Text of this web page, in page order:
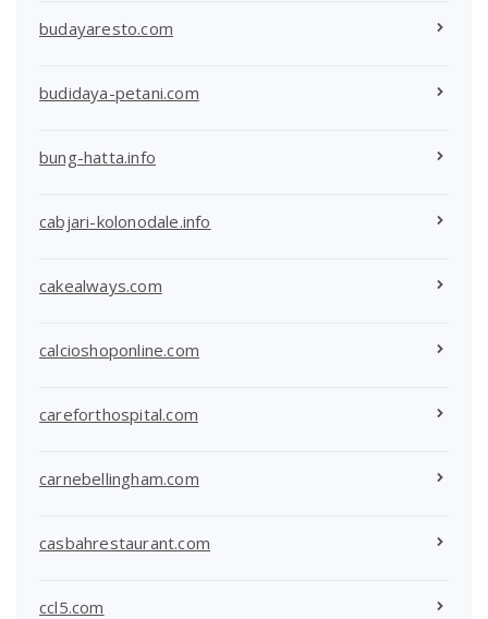
budayaresto.com
budidaya-petani.com
bung-hatta.info
cabjari-kolonodale.info
cakealways.com
calcioshoponline.com
careforthospital.com
carnebellingham.com
casbahrestaurant.com
ccl5.com